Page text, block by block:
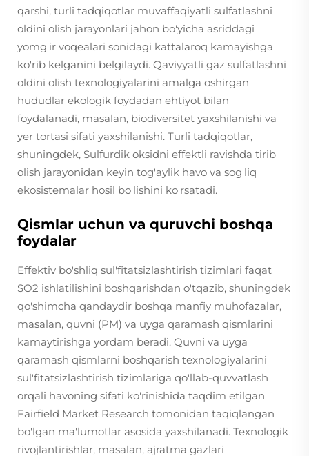
qarshi, turli tadqiqotlar muvaffaqiyatli sulfatlashni
oldini olish jarayonlari jahon bo'yicha asriddagi
yomg'ir voqealari sonidagi kattalaroq kamayishga
ko'rib kelganini belgilaydi. Qaviyyatli gaz sulfatlashni
oldini olish texnologiyalarini amalga oshirgan
hududlar ekologik foydadan ehtiyot bilan
foydalanadi, masalan, biodiversitet yaxshilanishi va
yer tortasi sifati yaxshilanishi. Turli tadqiqotlar,
shuningdek, Sulfurdik oksidni effektli ravishda tirib
olish jarayonidan keyin tog'aylik havo va sog'liq
ekosistemalar hosil bo'lishini ko'rsatadi.
Qismlar uchun va quruvchi boshqa
foydalar
Effektiv bo'shliq sul'fitatsizlashtirish tizimlari faqat
SO2 ishlatilishini boshqarishdan o'tqazib, shuningdek
qo'shimcha qandaydir boshqa manfiy muhofazalar,
masalan, quvni (PM) va uyga qaramash qismlarini
kamaytirishga yordam beradi. Quvni va uyga
qaramash qismlarni boshqarish texnologiyalarini
sul'fitatsizlashtirish tizimlariga qo'llab-quvvatlash
orqali havoning sifati ko'rinishida taqdim etilgan
Fairfield Market Research tomonidan taqiqlangan
bo'lgan ma'lumotlar asosida yaxshilanadi. Texnologik
rivojlantirishlar, masalan, ajratma gazlari